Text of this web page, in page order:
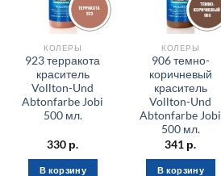
КОЛЕРЫ
923 терракота
краситель
Vollton-Und
Abtonfarbe Jobi
500 мл.
330 р.
В корзину
КОЛЕРЫ
906 темно-
коричневый
краситель
Vollton-Und
Abtonfarbe Jobi
500 мл.
341 р.
В корзину